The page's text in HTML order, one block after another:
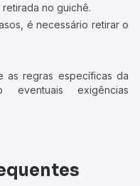
no guichê.
é necessário retirar o
as regras específicas da
exigências